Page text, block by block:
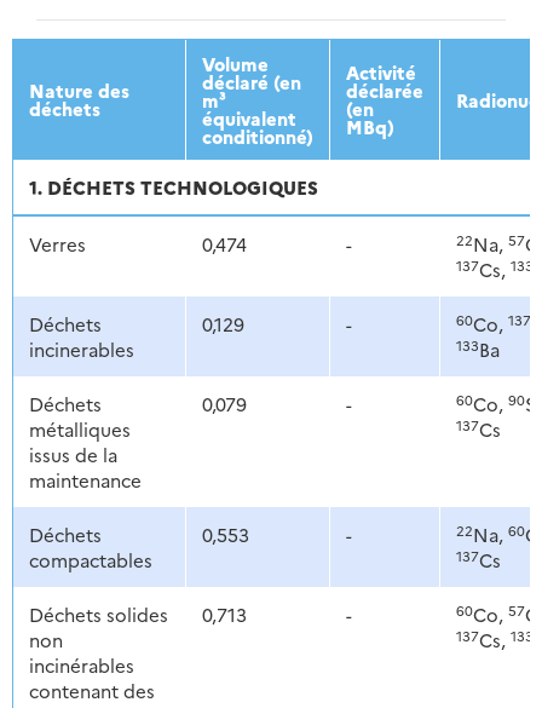
2013 2014 2015 2016
Nature des
déchets
Volume
déclaré (en
m³
équivalent
conditionné)
Activité
déclarée
(en
MBq)
1. DÉCHETS TECHNOLOGIQUES
Verres 0,474 - 22Na, 57
137Cs, 133
Déchets
incinerables
0,129 - 60Co, 137
133Ba
Déchets
métalliques
issus de la
maintenance
0,079 - 60Co, 90
137Cs
Déchets
compactables
0,553 - 22Na, 60
137Cs
Déchets solides
non
incinérables
contenant des
0,713 - 60Co, 57
137Cs, 133